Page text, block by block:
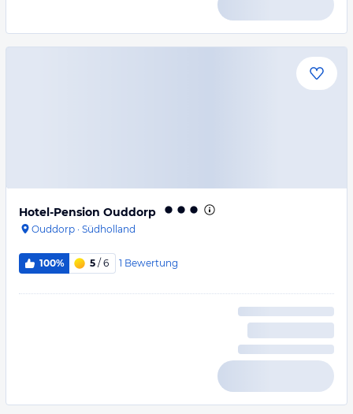
Hotel-Pension Ouddorp
Ouddorp · Südholland
100% 5 / 6 1 Bewertung